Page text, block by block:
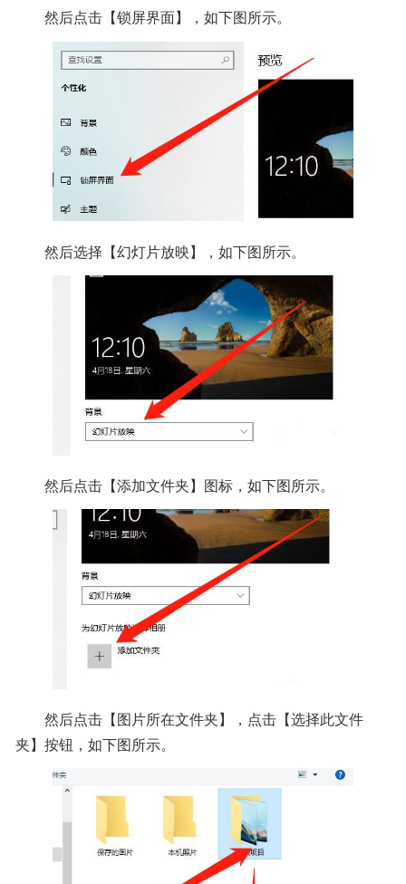
然后点击【锁屏界面】，如下图所示。
然后选择【幻灯片放映】，如下图所示。
然后点击【添加文件夹】图标，如下图所示。
然后点击【图片所在文件夹】，点击【选择此文件
夹】按钮，如下图所示。